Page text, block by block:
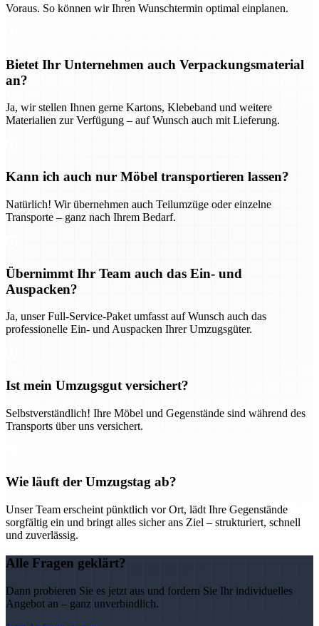
Voraus. So können wir Ihren Wunschtermin optimal einplanen.
Bietet Ihr Unternehmen auch Verpackungsmaterial
an?
Ja, wir stellen Ihnen gerne Kartons, Klebeband und weitere
Materialien zur Verfügung – auf Wunsch auch mit Lieferung.
Kann ich auch nur Möbel transportieren lassen?
Natürlich! Wir übernehmen auch Teilumzüge oder einzelne
Transporte – ganz nach Ihrem Bedarf.
Übernimmt Ihr Team auch das Ein- und
Auspacken?
Ja, unser Full-Service-Paket umfasst auf Wunsch auch das
professionelle Ein- und Auspacken Ihrer Umzugsgüter.
Ist mein Umzugsgut versichert?
Selbstverständlich! Ihre Möbel und Gegenstände sind während des
Transports über uns versichert.
Wie läuft der Umzugstag ab?
Unser Team erscheint pünktlich vor Ort, lädt Ihre Gegenstände
sorgfältig ein und bringt alles sicher ans Ziel – strukturiert, schnell
und zuverlässig.
Alle Fragen geklärt?
Dann probieren Sie es jetzt aus und fordern Sie Ihr individuelles
Angebot an – ganz unverbindlich.